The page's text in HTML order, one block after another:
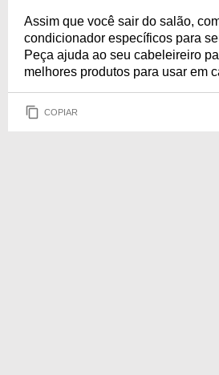
Assim que você sair do salão,
condicionador específicos para
Peça ajuda ao seu cabeleireiro
melhores produtos para usar em
COPIAR